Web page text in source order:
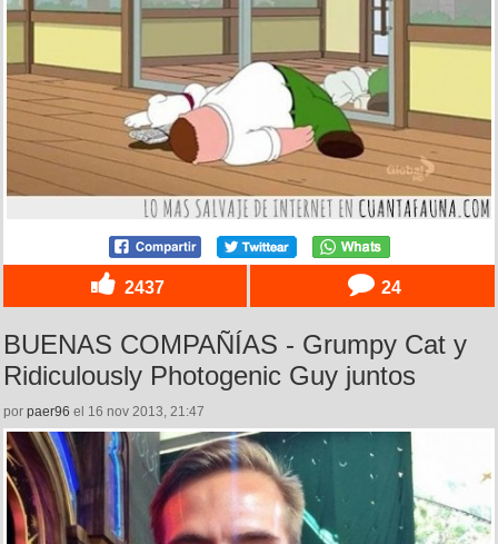
2437 24
BUENAS COMPAÑÍAS - Grumpy Cat y
Ridiculously Photogenic Guy juntos
por paer96 el 16 nov 2013, 21:47